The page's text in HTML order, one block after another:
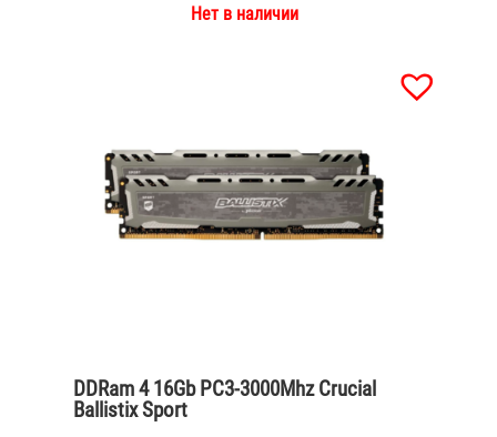
Нет в наличии
DDRam 4 16Gb PC3-3000Mhz Crucial
Ballistix Sport